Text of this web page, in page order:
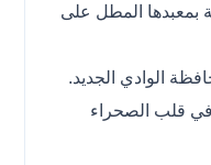
بمعبدها المطل على
الوادي الجديد.
في قلب الصحراء